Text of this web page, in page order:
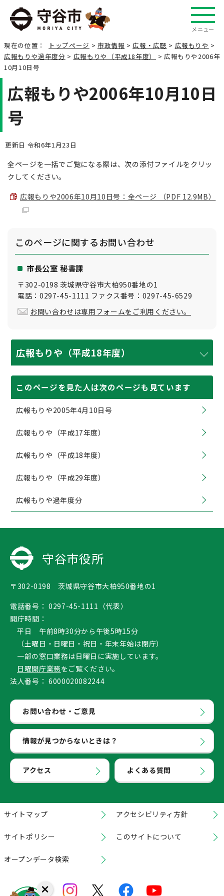
メニュー
現在の位置： トップページ > 市政情報 >広報・広聴 > 広報もりや >
広報もりや過年度分 > 広報もりや（平成18年度）
> 広報もりや2006年
10月10日号
広報もりや2006年10月10日
号
更新日 令和6年1月23日
全ページを一括でご覧になる際は、次の添付ファイルをクリッ
クしてください。
広報もりや2006年10月10日号：全ページ （PDF 12.9MB）
このページに関するお問い合わせ
市長公室 秘書課
〒302-0198 茨城県守谷市大柏950番地の1
電話：0297-45-1111 ファクス番号：0297-45-6529
お問い合わせは専用フォームをご利用ください。
広報もりや（平成18年度）
このページを見た人は次のページも見ています
広報もりや2005年4月10日号
広報もりや（平成17年度）
広報もりや（平成18年度）
広報もりや（平成29年度）
広報もりや過年度分
守谷市役所
〒302-0198 茨城県守谷市大柏950番地の1
電話番号： 0297-45-1111（代表）
開庁時間：
平日 午前8時30分から午後5時15分
（土曜日・日曜日・祝日・年末年始は閉庁）
一部の窓口業務は日曜日に実施しています。
日曜開庁業務をご覧ください。
法人番号： 6000020082244
お問い合わせ・ご意見
情報が見つからないときは？
アクセス よくある質問
サイトマップ アクセシビリティ方針
サイトポリシー このサイトについて
オープンデータ検索